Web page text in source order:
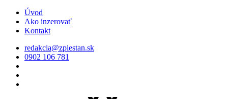
Úvod
Ako inzerovať
Kontakt
redakcia@zpiestan.sk
0902 106 781